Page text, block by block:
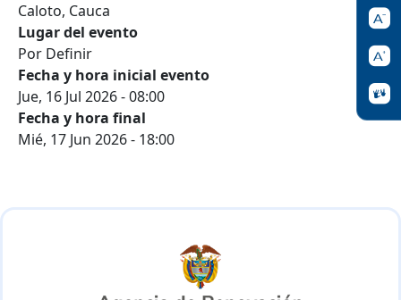
Caloto, Cauca
Lugar del evento
Por Definir
Fecha y hora inicial evento
Jue, 16 Jul 2026 - 08:00
Fecha y hora final
Mié, 17 Jun 2026 - 18:00